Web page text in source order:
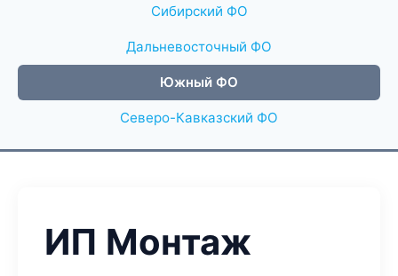
Сибирский ФО
Дальневосточный ФО
Южный ФО
Северо-Кавказский ФО
ИП Монтаж